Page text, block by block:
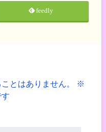
feedly
とはありません。
※